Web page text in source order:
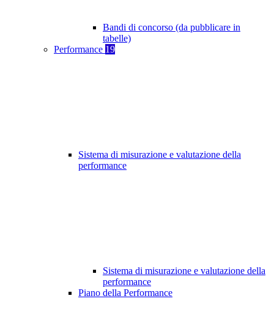
Bandi di concorso (da pubblicare in
tabelle)
Performance 19
Sistema di misurazione e valutazione della
performance
Sistema di misurazione e valutazione della
performance
Piano della Performance